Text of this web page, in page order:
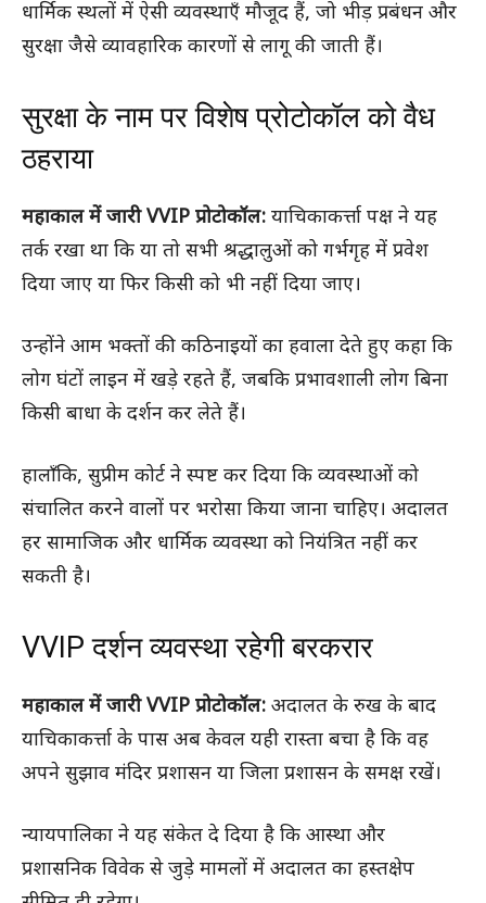
धार्मिक स्थलों में ऐसी व्यवस्थाएँ मौजूद हैं, जो भीड़ प्रबंधन और
सुरक्षा जैसे व्यावहारिक कारणों से लागू की जाती हैं।
सुरक्षा के नाम पर विशेष प्रोटोकॉल को वैध
ठहराया
महाकाल में जारी VVIP प्रोटोकॉल: याचिकाकर्त्ता पक्ष ने यह
तर्क रखा था कि या तो सभी श्रद्धालुओं को गर्भगृह में प्रवेश
दिया जाए या फिर किसी को भी नहीं दिया जाए।
उन्होंने आम भक्तों की कठिनाइयों का हवाला देते हुए कहा कि
लोग घंटों लाइन में खड़े रहते हैं, जबकि प्रभावशाली लोग बिना
किसी बाधा के दर्शन कर लेते हैं।
हालाँकि, सुप्रीम कोर्ट ने स्पष्ट कर दिया कि व्यवस्थाओं को
संचालित करने वालों पर भरोसा किया जाना चाहिए। अदालत
हर सामाजिक और धार्मिक व्यवस्था को नियंत्रित नहीं कर
सकती है।
VVIP दर्शन व्यवस्था रहेगी बरकरार
महाकाल में जारी VVIP प्रोटोकॉल: अदालत के रुख के बाद
याचिकाकर्त्ता के पास अब केवल यही रास्ता बचा है कि वह
अपने सुझाव मंदिर प्रशासन या जिला प्रशासन के समक्ष रखें।
न्यायपालिका ने यह संकेत दे दिया है कि आस्था और
प्रशासनिक विवेक से जुड़े मामलों में अदालत का हस्तक्षेप